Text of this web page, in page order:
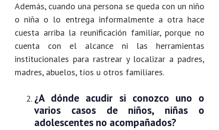
Además, cuando una persona se queda con un niño
o niña o lo entrega informalmente a otra hace
cuesta arriba la reunificación familiar, porque no
cuenta con el alcance ni las herramientas
institucionales para rastrear y localizar a padres,
madres, abuelos, tíos u otros familiares.
¿A dónde acudir si conozco uno o
varios casos de niños, niñas o
adolescentes no acompañados?